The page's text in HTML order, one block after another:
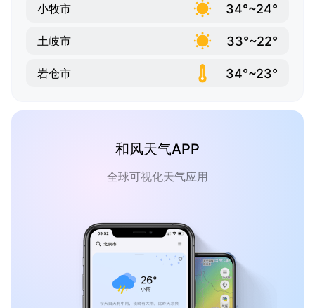
小牧市 34°~24°
土岐市 33°~22°
岩仓市 34°~23°
和风天气APP
全球可视化天气应用